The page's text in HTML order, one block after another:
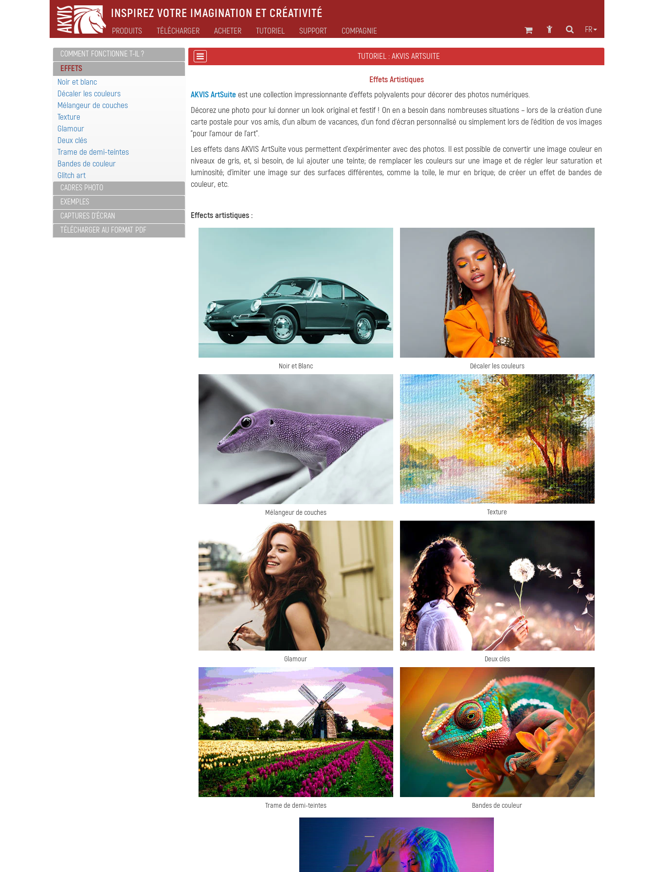
INSPIREZ VOTRE IMAGINATION ET CRÉATIVITÉ
FR
PRODUITS TÉLÉCHARGER ACHETER TUTORIEL SUPPORT COMPAGNIE
COMMENT FONCTIONNE T-IL ?
EFFETS
Noir et blanc
Décaler les couleurs
Mélangeur de couches
Texture
Glamour
Deux clés
Trame de demi-teintes
Bandes de couleur
Glitch art
CADRES PHOTO
EXEMPLES
CAPTURES D'ÉCRAN
TÉLÉCHARGER AU FORMAT PDF
TUTORIEL : AKVIS ARTSUITE
Effets Artistiques
AKVIS ArtSuite est une collection impressionnante d'effets polyvalents pour décorer des photos numériques.
Décorez une photo pour lui donner un look original et festif ! On en a besoin dans nombreuses situations – lors de la création d'une
carte postale pour vos amis, d'un album de vacances, d'un fond d'écran personnalisé ou simplement lors de l'édition de vos images
"pour l'amour de l'art".
Les effets dans AKVIS ArtSuite vous permettent d'expérimenter avec des photos. Il est possible de convertir une image couleur en
niveaux de gris, et, si besoin, de lui ajouter une teinte; de remplacer les couleurs sur une image et de régler leur saturation et
luminosité; d'imiter une image sur des surfaces différentes, comme la toile, le mur en brique; de créer un effet de bandes de
couleur, etc.
Effects artistiques :
Noir et Blanc Décaler les couleurs
Mélangeur de couches Texture
Glamour Deux clés
Trame de demi-teintes Bandes de couleur